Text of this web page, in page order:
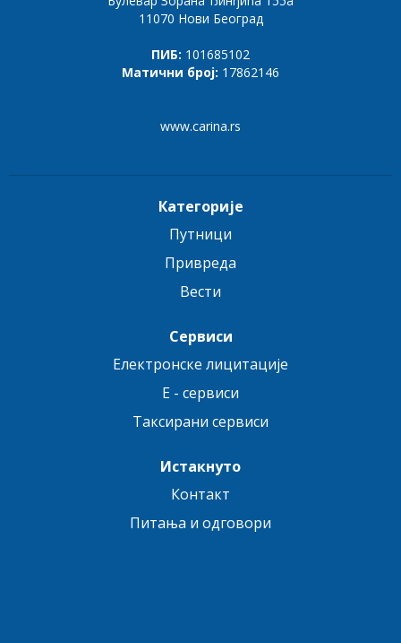
11070 Нови Београд
ПИБ: 101685102
Матични број: 17862146
www.carina.rs
Категорије
Путници
Привреда
Вести
Сервиси
Електронске лицитације
E - сервиси
Таксирани сервиси
Истакнуто
Контакт
Питања и одговори